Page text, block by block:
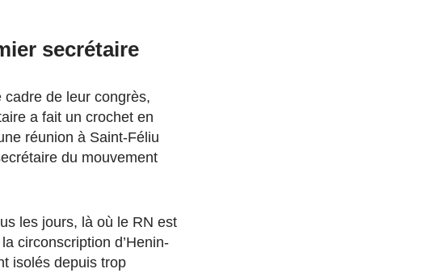
secrétaire
de leur congrès,
a fait un crochet en
réunion à Saint-Féliu
du mouvement
les jours, là où le RN est
circonscription d’Henin-
isolés depuis trop